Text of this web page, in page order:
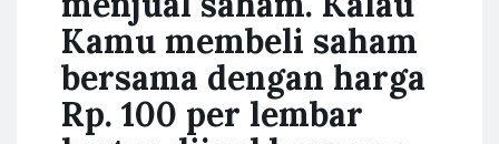
Kamu membeli saham
bersama dengan harga
Rp. 100 per lembar